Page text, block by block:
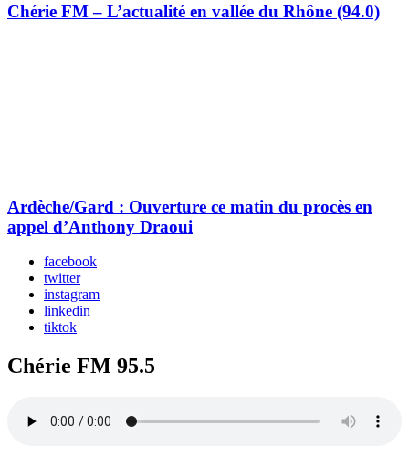
Chérie FM – L’actualité en vallée du Rhône (94.0)
Ardèche/Gard : Ouverture ce matin du procès en
appel d’Anthony Draoui
facebook
twitter
instagram
linkedin
tiktok
Chérie FM 95.5